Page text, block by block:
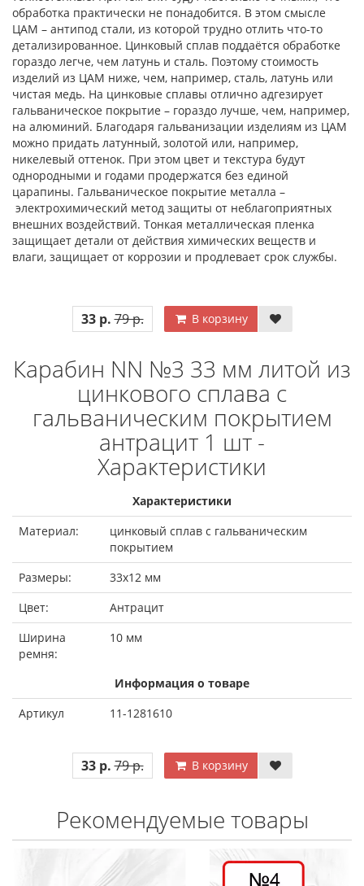
обработка практически не понадобится. В этом смысле
ЦАМ – антипод стали, из которой трудно отлить что-то
детализированное. Цинковый сплав поддаётся обработке
гораздо легче, чем латунь и сталь. Поэтому стоимость
изделий из ЦАМ ниже, чем, например, сталь, латунь или
чистая медь. На цинковые сплавы отлично адгезирует
гальваническое покрытие – гораздо лучше, чем, например,
на алюминий. Благодаря гальванизации изделиям из ЦАМ
можно придать латунный, золотой или, например,
никелевый оттенок. При этом цвет и текстура будут
однородными и годами продержатся без единой
царапины. Гальваническое покрытие металла –
электрохимический метод защиты от неблагоприятных
внешних воздействий. Тонкая металлическая пленка
защищает детали от действия химических веществ и
влаги, защищает от коррозии и продлевает срок службы.
33 р. 79 р. В корзину
Карабин NN №3 33 мм литой из
цинкового сплава с
гальваническим покрытием
антрацит 1 шт -
Характеристики
Характеристики
Материал:
цинковый сплав с гальваническим
покрытием
Размеры:
33х12 мм
Цвет:
Антрацит
Ширина
ремня:
10 мм
Информация о товаре
Артикул
11-1281610
33 р. 79 р. В корзину
Рекомендуемые товары